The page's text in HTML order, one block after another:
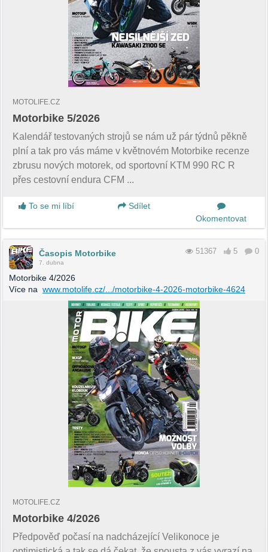
MOTOLIFE.CZ
Motorbike 5/2026
Kalendář testovaných strojů se nám už pár týdnů pěkně
plní a tak pro vás máme v květnovém Motorbike recenze
zbrusu nových motorek, od sportovní KTM 990 RC R
přes cestovní endura CFM ...
To se mi líbí
Sdílet
Okomentovat
Časopis Motorbike
7. dubna
51367 5 0
Motorbike 4/2026
Více na www.motolife.cz/.../motorbike-4-2026-motorbike-4624
MOTOLIFE.CZ
Motorbike 4/2026
Předpověď počasí na nadcházející Velikonoce je